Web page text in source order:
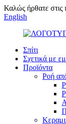
Καλώς ήρθατε στις
English
Σπίτι
Σχετικά με
Προϊόντα
Ροή